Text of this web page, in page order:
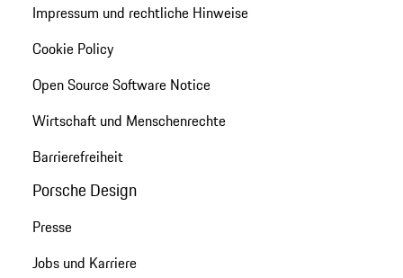
Impressum und rechtliche Hinweise
Cookie Policy
Open Source Software Notice
Wirtschaft und Menschenrechte
Barrierefreiheit
Porsche Design
Presse
Jobs und Karriere